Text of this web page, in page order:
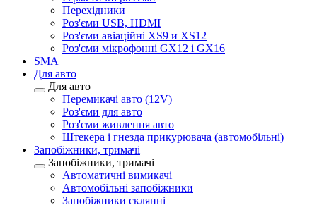
Перехідники
Роз'єми USB, HDMI
Роз'єми авіаційні XS9 и XS12
Роз'єми мікрофонні GX12 і GX16
SMA
Для авто
Для авто
Перемикачі авто (12V)
Роз'єми для авто
Роз'єми живлення авто
Штекера і гнезда прикурювача (автомобільні)
Запобіжники, тримачі
Запобіжники, тримачі
Автоматичні вимикачі
Автомобільні запобіжники
Запобіжники склянні